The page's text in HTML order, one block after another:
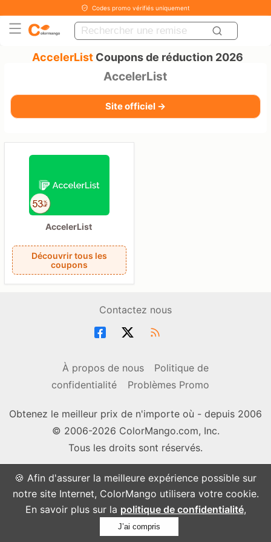
🍪 Afin d'assurer la meilleure expérience possible sur
notre site Internet, ColorMango utilisera votre cookie.
En savoir plus sur la politique de confidentialité,
J’ai compris
Codes promo vérifiés uniquement
AccelerListCoupons de réduction 2026
AccelerList
Site officiel →
AccelerList
Découvrir tous les
coupons
Contactez nous
À propos de nous
Politique de
confidentialité
Problèmes Promo
Obtenez le meilleur prix de n'importe où - depuis 2006
© 2006-2026 ColorMango.com, Inc.
Tous les droits sont réservés.